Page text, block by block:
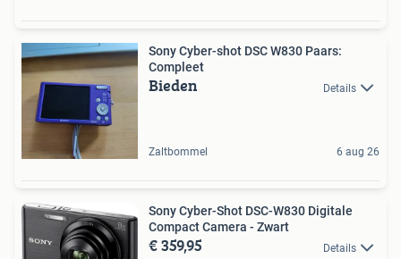
Sony Cyber-shot DSC W830 Paars:
Compleet
Bieden Details
Zaltbommel 6 aug 26
Sony Cyber-Shot DSC-W830 Digitale
Compact Camera - Zwart
€ 359,95 Details